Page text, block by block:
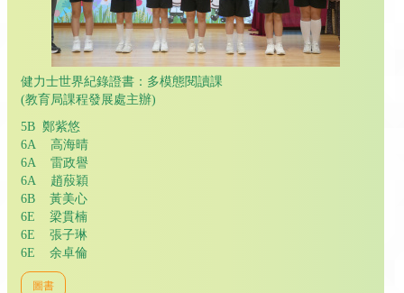
健力士世界紀錄證書：多模態閱讀課
(教育局課程發展處主辦)
5B 鄭紫悠
6A 高海晴
6A 雷政譽
6A 趙蒑穎
6B 黃美心
6E 梁貫楠
6E 張子琳
6E 余卓倫
圖書